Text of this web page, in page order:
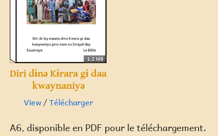
1.2 MB
Diri dɨnə Kɨrara gɨ daa
kwaynaniyə
View/Télécharger
A6, disponible en PDF pour le téléchargement.